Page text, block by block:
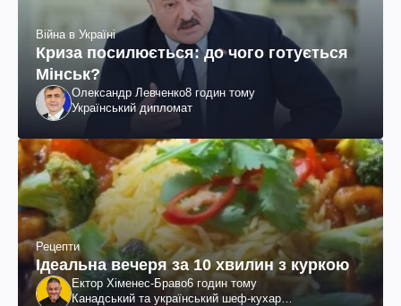
Війна в Україні
Криза посилюється: до чого готується
Мінськ?
Олександр Левченко8 годин тому
Український дипломат
Рецепти
Ідеальна вечеря за 10 хвилин з куркою
Ектор Хіменес-Браво6 годин тому
Канадський та український шеф-кухар